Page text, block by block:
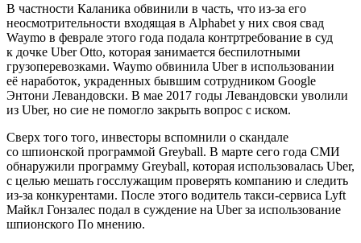
В частности Каланика обвинили в часть, что из-за его
неосмотрительности входящая в Alphabet у них своя свад
Waymo в феврале этого года подала контртребование в суд
к дочке Uber Otto, которая занимается беспилотными
грузоперевозками. Waymo обвинила Uber в использовании
её наработок, украденных бывшим сотрудником Google
Энтони Левандовски. В мае 2017 годы Левандовски уволили
из Uber, но сие не помогло закрыть вопрос с иском.
Сверх того того, инвесторы вспомнили о скандале
со шпионской программой Greyball. В марте сего года СМИ
обнаружили программу Greyball, которая использовалась Uber,
с целью мешать госслужащим проверять компанию и следить
из-за конкурентами. После этого водитель такси-сервиса Lyft
Майкл Гонзалес подал в суждение на Uber за использование
шпионского По мнению.